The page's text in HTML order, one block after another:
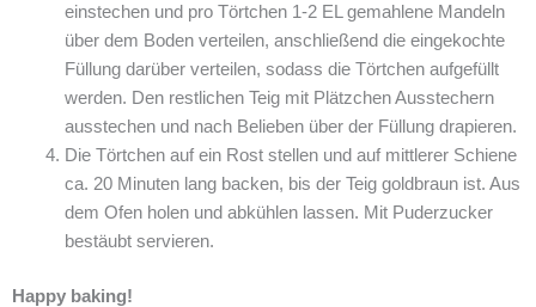
einstechen und pro Törtchen 1-2 EL gemahlene Mandeln
über dem Boden verteilen, anschließend die eingekochte
Füllung darüber verteilen, sodass die Törtchen aufgefüllt
werden. Den restlichen Teig mit Plätzchen Ausstechern
ausstechen und nach Belieben über der Füllung drapieren.
Die Törtchen auf ein Rost stellen und auf mittlerer Schiene
ca. 20 Minuten lang backen, bis der Teig goldbraun ist. Aus
dem Ofen holen und abkühlen lassen. Mit Puderzucker
bestäubt servieren.
Happy baking!